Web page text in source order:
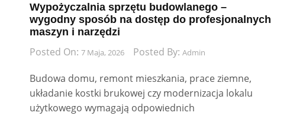
Wypożyczalnia sprzętu budowlanego –
wygodny sposób na dostęp do profesjonalnych
maszyn i narzędzi
Posted On: 7 Maja, 2026 Posted By: Admin
Budowa domu, remont mieszkania, prace ziemne,
układanie kostki brukowej czy modernizacja lokalu
użytkowego wymagają odpowiednich